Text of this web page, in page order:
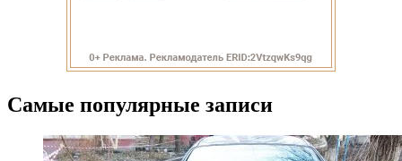
Самые популярные записи